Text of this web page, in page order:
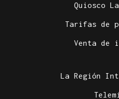
Quiosco
Tarifas de
Venta de
La Región